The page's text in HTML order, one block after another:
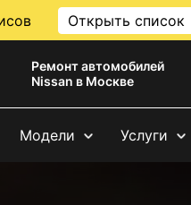
Открыть список
Ремонт автомобилей
Nissan в Москве
Модели Услуги